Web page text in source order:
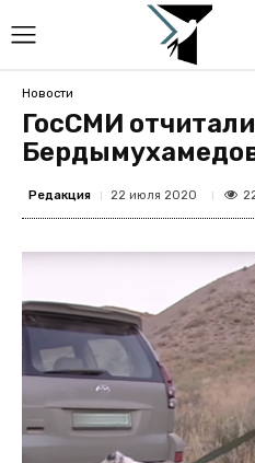
Новости
ГосСМИ
Редакция 22 июля 2020